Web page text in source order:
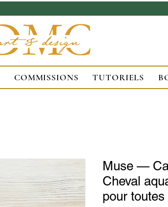
COMMISSIONS TUTORIELS
Muse —
Cheval
pour